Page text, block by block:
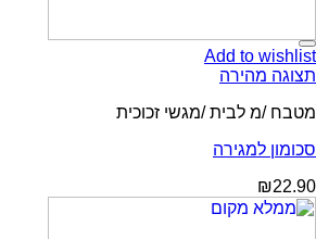
Add to wishlist
תצוגה מהירה
מטבח /מ לבית /מגשי זכוכית
סכומון למגירה
₪22.90